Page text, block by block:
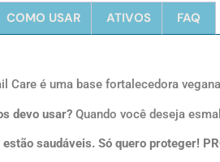
COMO USAR ATIVOS FAQ
Care é uma base fortalecedora
devo usar? Quando você deseja
estão saudáveis. Só quero proteger!